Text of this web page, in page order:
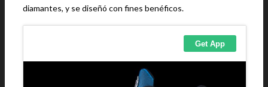
diamantes, y se diseñó con fines benéficos.